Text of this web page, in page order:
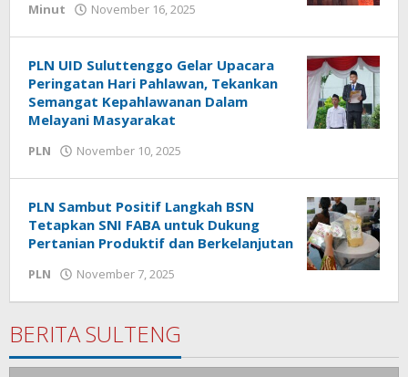
Minut November 16, 2025
PLN UID Suluttenggo Gelar Upacara
Peringatan Hari Pahlawan, Tekankan
Semangat Kepahlawanan Dalam
Melayani Masyarakat
PLN November 10, 2025
PLN Sambut Positif Langkah BSN
Tetapkan SNI FABA untuk Dukung
Pertanian Produktif dan Berkelanjutan
PLN November 7, 2025
BERITA SULTENG